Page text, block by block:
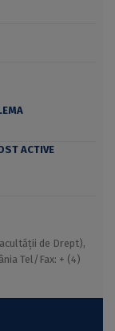
ACTIVE
de Drept),
Tel/Fax: + (4)